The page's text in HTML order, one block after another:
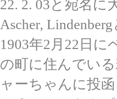
22. 2. 03と宛名に
Ascher,
1903年2月22日
の町に住んでい
ャーちゃんに投